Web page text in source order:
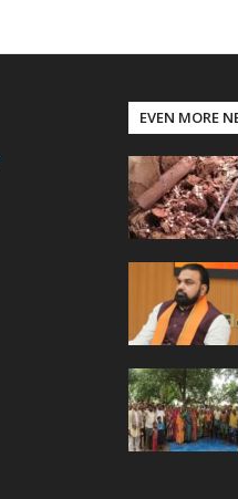
EVEN MORE